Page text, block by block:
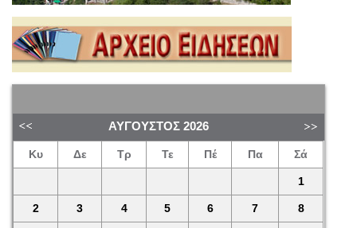
ΑΎΓΟΥΣΤΟΣ 2026
Κυ Δε Τρ Τε Πέ Πα Σά
1
2 3 4 5 6 7 8